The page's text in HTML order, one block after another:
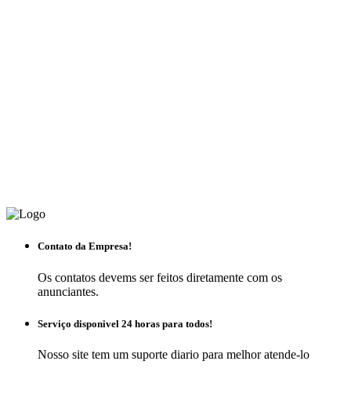
Contato da Empresa!
Os contatos devems ser feitos diretamente com os
anunciantes.
Serviço disponivel 24 horas para todos!
Nosso site tem um suporte diario para melhor atende-lo